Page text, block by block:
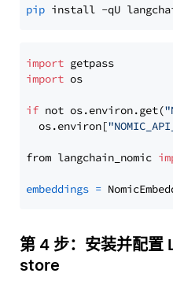
pip
import
import os
if not os.environ.get(
  os.environ[
from langchain_nomic
embeddings =
第 4 步：安装并配
store